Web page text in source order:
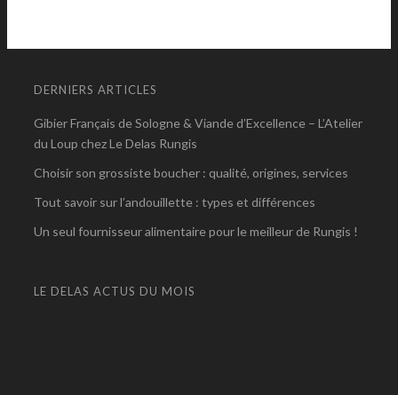
DERNIERS ARTICLES
Gibier Français de Sologne & Viande d’Excellence – L’Atelier
du Loup chez Le Delas Rungis
Choisir son grossiste boucher : qualité, origines, services
Tout savoir sur l’andouillette : types et différences
Un seul fournisseur alimentaire pour le meilleur de Rungis !
LE DELAS ACTUS DU MOIS